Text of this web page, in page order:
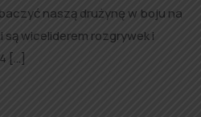
naszą drużynę w boju na
są wiceliderem rozgrywek i
[…]